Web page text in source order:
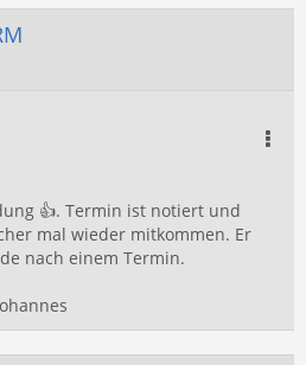
👍. Termin ist notiert und
mal wieder mitkommen. Er
nach einem Termin.